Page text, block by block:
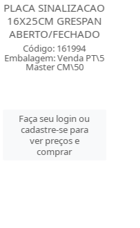
PLACA SINALIZACAO
16X25CM GRESPAN
SUJEITO A GUINCHO
Código: 161995
Embalagem: Venda PT\5
Master CM\50
Faça seu login ou
cadastre-se para
ver preços e
comprar